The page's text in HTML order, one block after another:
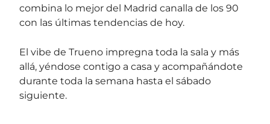
combina lo mejor del Madrid canalla de los 90
con las últimas tendencias de hoy.
El vibe de Trueno impregna toda la sala y más
allá, yéndose contigo a casa y acompañándote
durante toda la semana hasta el sábado
siguiente.